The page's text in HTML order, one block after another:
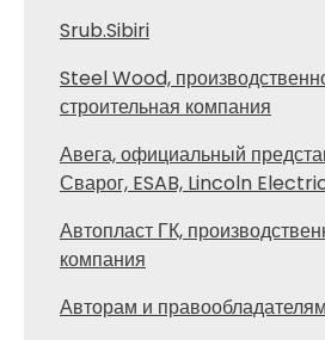
Srub.Sibiri
Steel Wood,
строительная компания
Авега, официальный
Сварог, ESAB, Lincoln
Автопласт ГК,
компания
Авторам и правообладателям